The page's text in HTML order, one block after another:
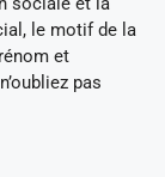
le motif de la
et
pas